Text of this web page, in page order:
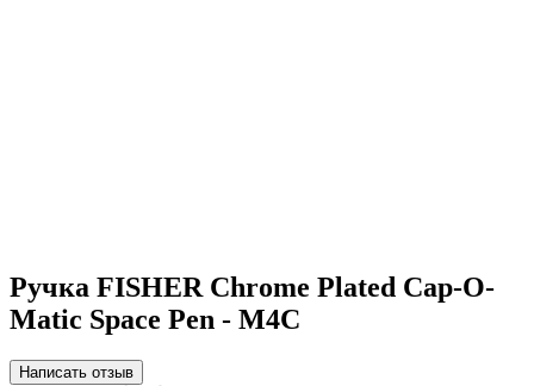
Ручка FISHER Chrome Plated Cap-O-
Matic Space Pen - M4C
Написать отзыв